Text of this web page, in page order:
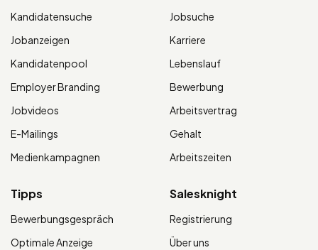
Kandidatensuche
Jobanzeigen
Kandidatenpool
Employer Branding
Jobvideos
E-Mailings
Medienkampagnen
Jobsuche
Karriere
Lebenslauf
Bewerbung
Arbeitsvertrag
Gehalt
Arbeitszeiten
Tipps
Bewerbungsgespräch
Optimale Anzeige
Salesknight
Registrierung
Über uns